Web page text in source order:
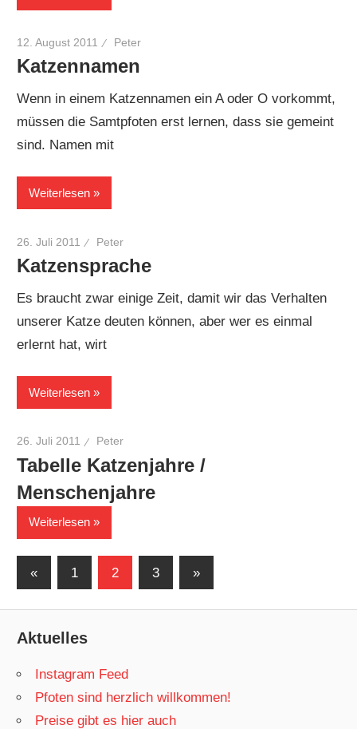
12. August 2011 Peter
Katzennamen
Wenn in einem Katzennamen ein A oder O vorkommt,
müssen die Samtpfoten erst lernen, dass sie gemeint
sind. Namen mit
Weiterlesen
26. Juli 2011 Peter
Katzensprache
Es braucht zwar einige Zeit, damit wir das Verhalten
unserer Katze deuten können, aber wer es einmal
erlernt hat, wirt
Weiterlesen
26. Juli 2011 Peter
Tabelle Katzenjahre /
Menschenjahre
Weiterlesen
Beitragsnavigation
«Vorherige
1 2 3
Nächste
»
Aktuelles
Instagram Feed
Pfoten sind herzlich willkommen!
Preise gibt es hier auch